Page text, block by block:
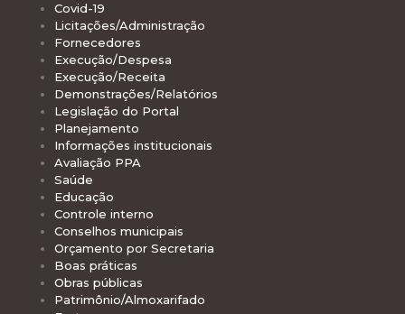
Covid-19
Licitações/Administração
Fornecedores
Execução/Despesa
Execução/Receita
Demonstrações/Relatórios
Legislação do Portal
Planejamento
Informações institucionais
Avaliação PPA
Saúde
Educação
Controle interno
Conselhos municipais
Orçamento por Secretaria
Boas práticas
Obras públicas
Patrimônio/Almoxarifado